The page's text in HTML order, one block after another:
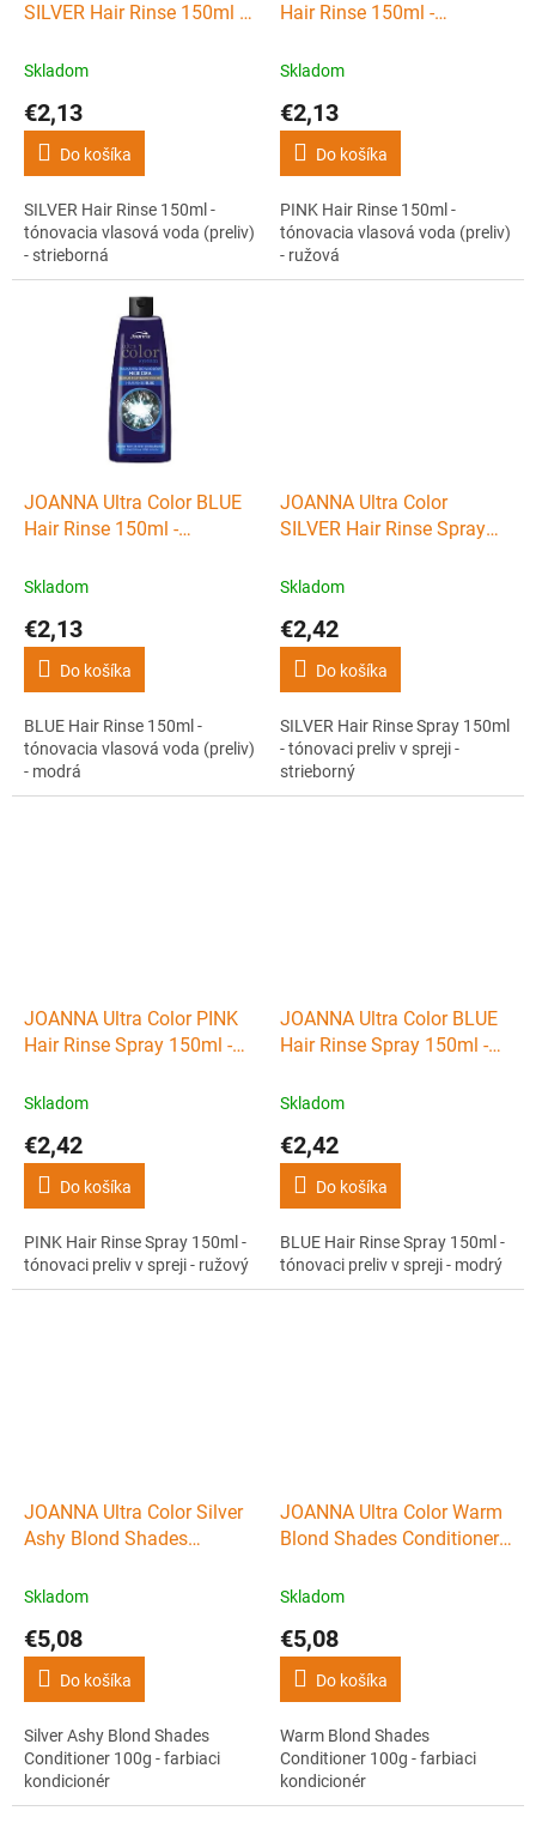
SILVER Hair Rinse 150ml -
(preliv) - strieborná
Skladom
€2,13
Do košíka
SILVER Hair Rinse 150ml -
tónovacia vlasová voda (preliv)
- strieborná
Hair Rinse 150ml -
(preliv) - ružová
Skladom
€2,13
Do košíka
PINK Hair Rinse 150ml -
tónovacia vlasová voda (preliv)
- ružová
JOANNA Ultra Color BLUE
Hair Rinse 150ml -
(preliv) - modrá
Skladom
€2,13
Do košíka
BLUE Hair Rinse 150ml -
tónovacia vlasová voda (preliv)
- modrá
JOANNA Ultra Color
SILVER Hair Rinse Spray
spreji - strieborný
Skladom
€2,42
Do košíka
SILVER Hair Rinse Spray 150ml
- tónovaci preliv v spreji -
strieborný
JOANNA Ultra Color PINK
Hair Rinse Spray 150ml -
ružový
Skladom
€2,42
Do košíka
PINK Hair Rinse Spray 150ml -
tónovaci preliv v spreji - ružový
JOANNA Ultra Color BLUE
Hair Rinse Spray 150ml -
modrý
Skladom
€2,42
Do košíka
BLUE Hair Rinse Spray 150ml -
tónovaci preliv v spreji - modrý
JOANNA Ultra Color Silver
Ashy Blond Shades
kondicionér
Skladom
€5,08
Do košíka
Silver Ashy Blond Shades
Conditioner 100g - farbiaci
kondicionér
JOANNA Ultra Color Warm
Blond Shades Conditioner
Skladom
€5,08
Do košíka
Warm Blond Shades
Conditioner 100g - farbiaci
kondicionér